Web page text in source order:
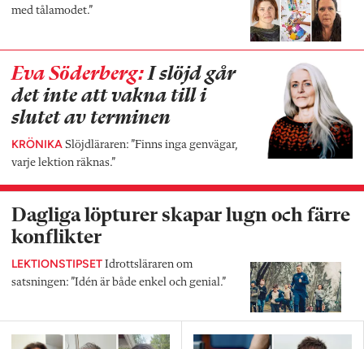
med tålamodet.”
Eva Söderberg:I slöjd går
det inte att vakna till i
slutet av terminen
KRÖNIKA Slöjdläraren: ”Finns inga genvägar,
varje lektion räknas.”
Dagliga löpturer skapar lugn och färre
konflikter
LEKTIONSTIPSET Idrottsläraren om
satsningen: ”Idén är både enkel och genial.”